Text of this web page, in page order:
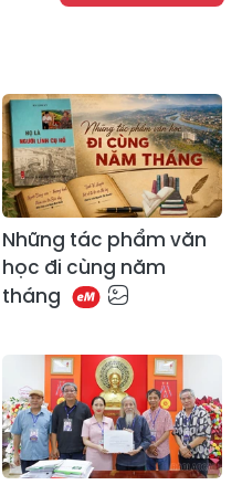
​Những tác phẩm văn
học đi cùng năm
tháng